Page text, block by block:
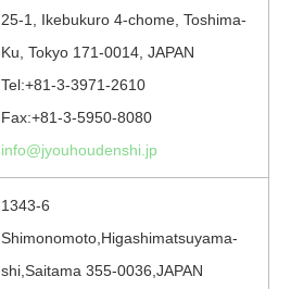
25-1, Ikebukuro 4-chome, Toshima-
Ku, Tokyo 171-0014, JAPAN
Tel:+81-3-3971-2610
Fax:+81-3-5950-8080
info@jyouhoudenshi.jp
1343-6
Shimonomoto,Higashimatsuyama-
shi,Saitama 355-0036,JAPAN